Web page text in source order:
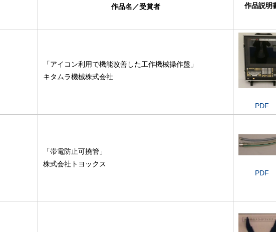
作品名／受賞者 作品説明
「アイコン利用で機能改善した工作機械操作盤」
キタムラ機械株式会社
PDF
「帯電防止可撓管」
株式会社トヨックス
PDF